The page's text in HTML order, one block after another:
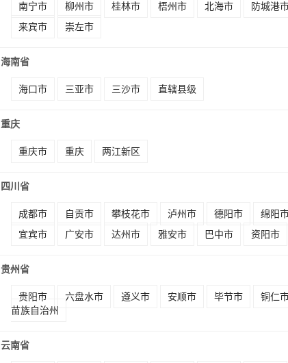
南宁市 柳州市 桂林市 梧州市 北海市 防城港
来宾市
崇左市
海南省
海口市 三亚市 三沙市 直辖县级
重庆
重庆市 重庆 两江新区
四川省
成都市 自贡市 攀枝花市 泸州市 德阳市 绵阳
宜宾市
广安市 达州市 雅安市 巴中市 资阳市
贵州省
贵阳市 六盘水市 遵义市 安顺市 毕节市 铜仁
苗族自治州
云南省